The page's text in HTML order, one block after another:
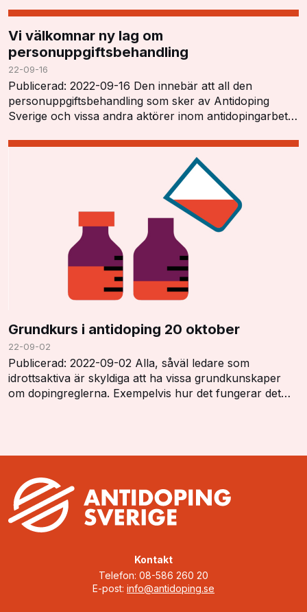
Vi välkomnar ny lag om
personuppgiftsbehandling
22-09-16
Publicerad: 2022-09-16 Den innebär att all den
personuppgiftsbehandling som sker av Antidoping
Sverige och vissa andra aktörer inom antidopingarbetet
Grundkurs i antidoping 20 oktober
22-09-02
Publicerad: 2022-09-02 Alla, såväl ledare som
idrottsaktiva är skyldiga att ha vissa grundkunskaper
om dopingreglerna. Exempelvis hur det fungerar det
Kontakt
Telefon: 08-586 260 20
E-post: info@antidoping.se